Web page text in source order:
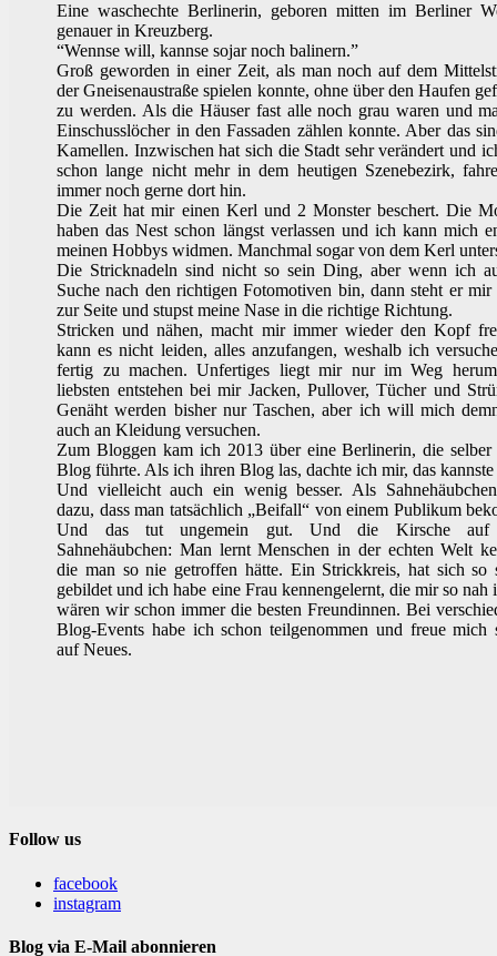
Eine waschechte Berlinerin, geboren mitten im Berliner
genauer in Kreuzberg.
“Wennse will, kannse sojar noch balinern.”
Groß geworden in einer Zeit, als man noch auf dem
der Gneisenaustraße spielen konnte, ohne über den Haufen
zu werden. Als die Häuser fast alle noch grau waren und
Einschusslöcher in den Fassaden zählen konnte. Aber das
Kamellen. Inzwischen hat sich die Stadt sehr verändert und
schon lange nicht mehr in dem heutigen Szenebezirk,
immer noch gerne dort hin.
Die Zeit hat mir einen Kerl und 2 Monster beschert. Die
haben das Nest schon längst verlassen und ich kann mich
meinen Hobbys widmen. Manchmal sogar von dem Kerl
Die Stricknadeln sind nicht so sein Ding, aber wenn ich
Suche nach den richtigen Fotomotiven bin, dann steht er mir
zur Seite und stupst meine Nase in die richtige Richtung.
Stricken und nähen, macht mir immer wieder den Kopf
kann es nicht leiden, alles anzufangen, weshalb ich
fertig zu machen. Unfertiges liegt mir nur im Weg
liebsten entstehen bei mir Jacken, Pullover, Tücher und
Genäht werden bisher nur Taschen, aber ich will mich
auch an Kleidung versuchen.
Zum Bloggen kam ich 2013 über eine Berlinerin, die selber
Blog führte. Als ich ihren Blog las, dachte ich mir, das kannste
Und vielleicht auch ein wenig besser. Als
dazu, dass man tatsächlich „Beifall“ von einem Publikum
Und das tut ungemein gut. Und die Kirsche auf
Sahnehäubchen: Man lernt Menschen in der echten Welt
die man so nie getroffen hätte. Ein Strickkreis, hat sich so
gebildet und ich habe eine Frau kennengelernt, die mir so nah
wären wir schon immer die besten Freundinnen. Bei
Blog-Events habe ich schon teilgenommen und freue mich
auf Neues.
Follow us
facebook
instagram
Blog via E-Mail abonnieren